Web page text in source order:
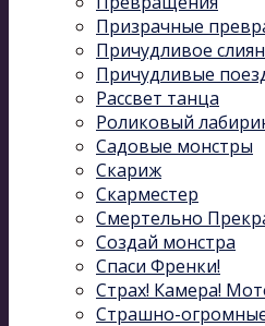
Призрачные
Причудливое
Причудливые
Рассвет танца
Роликовый
Садовые монстры
Скариж
Скарместер
Смертельно
Создай монстра
Спаси Френки!
Страх! Камера!
Страшно-